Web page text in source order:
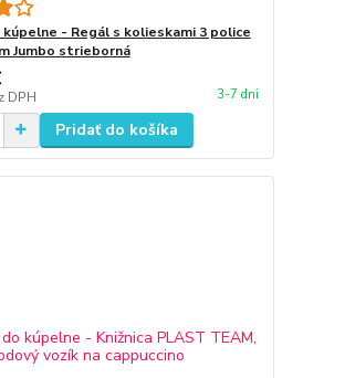
kúpelne - Regál s kolieskami 3 police
Jumbo strieborná
DPH 3-7 dni
Pridať do košíka